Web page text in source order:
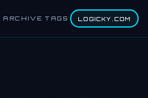
ARCHIVE TAGS LOGICKY.COM